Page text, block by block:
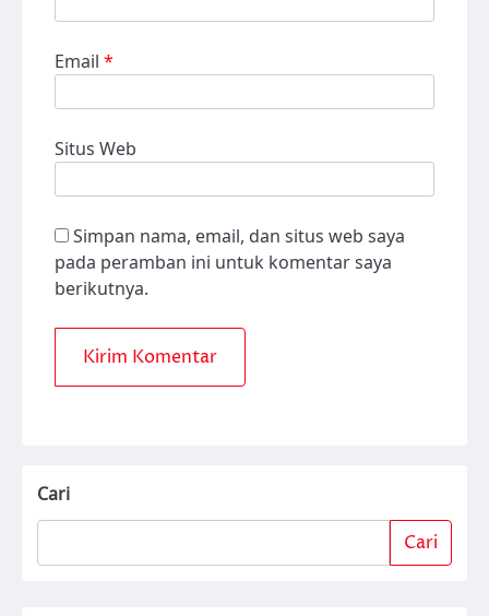
Email *
Situs Web
Simpan nama, email, dan situs web saya
pada peramban ini untuk komentar saya
berikutnya.
Cari
Cari